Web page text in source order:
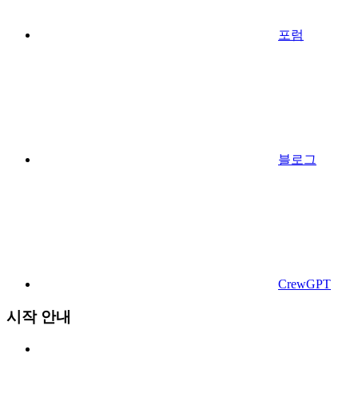
포럼
블로그
CrewGPT
시작 안내